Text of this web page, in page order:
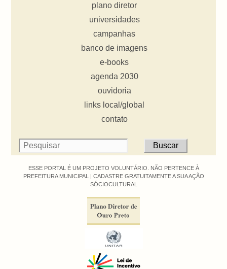
plano diretor
universidades
campanhas
banco de imagens
e-books
agenda 2030
ouvidoria
links local/global
contato
ESSE PORTAL É UM PROJETO VOLUNTÁRIO. NÃO PERTENCE À
PREFEITURA MUNICIPAL | CADASTRE GRATUITAMENTE A SUA AÇÃO
SÓCIOCULTURAL